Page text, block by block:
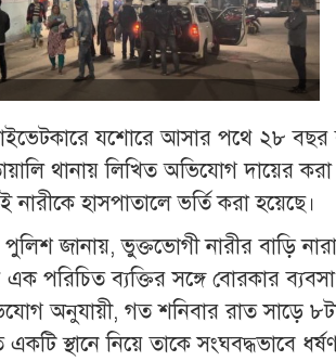
যশোরে আসার পথে ২৮ বছর
থানায় লিখিত অভিযোগ দায়ের করা
নারীকে হাসপাতালে ভর্তি করা হয়েছে।
জানায়, ভুক্তভোগী নারীর বাড়ি
এক পরিচিত ব্যক্তির সঙ্গে বোরকার
অনুযায়ী, গত শনিবার রাত সাড়ে
একটি স্থানে নিয়ে তাকে সংঘবদ্ধভাবে